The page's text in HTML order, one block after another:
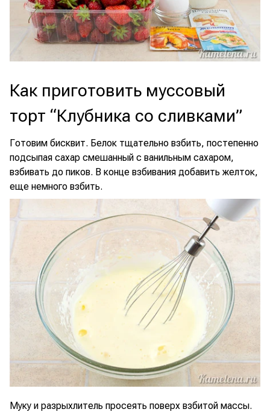
Как приготовить муссовый
торт “Клубника со сливками”
Готовим бисквит. Белок тщательно взбить, постепенно
подсыпая сахар смешанный с ванильным сахаром,
взбивать до пиков. В конце взбивания добавить желток,
еще немного взбить.
Муку и разрыхлитель просеять поверх взбитой массы.